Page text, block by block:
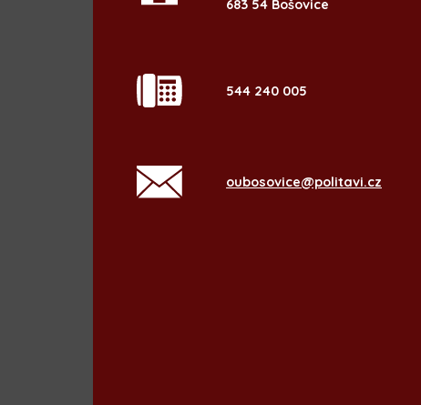
683 54 Bošovice
544 240 005
oubosovice@politavi.cz